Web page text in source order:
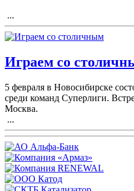
...
Играем со
5 февраля в Новосибирске
среди команд Суперлиги.
Москва.
...